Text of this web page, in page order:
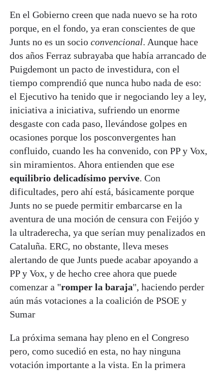
En el Gobierno creen que nada nuevo se ha roto
porque, en el fondo, ya eran conscientes de que
Junts no es un socio convencional. Aunque hace
dos años Ferraz subrayaba que había arrancado de
Puigdemont un pacto de investidura, con el
tiempo comprendió que nunca hubo nada de eso:
el Ejecutivo ha tenido que ir negociando ley a ley,
iniciativa a iniciativa, sufriendo un enorme
desgaste con cada paso, llevándose golpes en
ocasiones porque los posconvergentes han
confluido, cuando les ha convenido, con PP y Vox,
sin miramientos. Ahora entienden que ese
equilibrio delicadísimo pervive. Con
dificultades, pero ahí está, básicamente porque
Junts no se puede permitir embarcarse en la
aventura de una moción de censura con Feijóo y
la ultraderecha, ya que serían muy penalizados en
Cataluña. ERC, no obstante, lleva meses
alertando de que Junts puede acabar apoyando a
PP y Vox, y de hecho cree ahora que puede
comenzar a "romper la baraja", haciendo perder
aún más votaciones a la coalición de PSOE y
Sumar
La próxima semana hay pleno en el Congreso
pero, como sucedió en esta, no hay ninguna
votación importante a la vista. En la primera